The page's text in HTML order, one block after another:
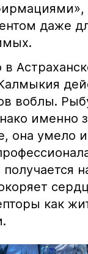
даже
воблы.
именно
она умело
как